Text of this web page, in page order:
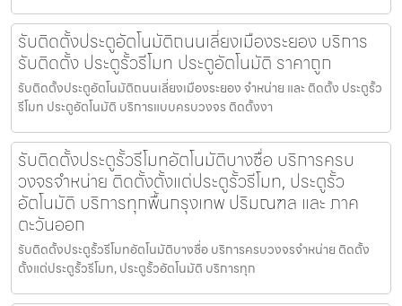
รับติดตั้งประตูอัตโนมัติถนนเลี่ยงเมืองระยอง บริการ
รับติดตั้ง ประตูรั้วรีโมท ประตูอัตโนมัติ ราคาถูก
รับติดตั้งประตูอัตโนมัติถนนเลี่ยงเมืองระยอง จำหน่าย และ ติดตั้ง ประตูรั้ว
รีโมท ประตูอัตโนมัติ บริการแบบครบวงจร ติดตั้งงา
รับติดตั้งประตูรั้วรีโมทอัตโนมัติบางซื่อ บริการครบ
วงจรจำหน่าย ติดตั้งตั้งแต่ประตูรั้วรีโมท, ประตูรั้ว
อัตโนมัติ บริการทุกพื้นกรุงเทพ ปริมณฑล และ ภาค
ตะวันออก
รับติดตั้งประตูรั้วรีโมทอัตโนมัติบางซื่อ บริการครบวงจรจำหน่าย ติดตั้ง
ตั้งแต่ประตูรั้วรีโมท, ประตูรั้วอัตโนมัติ บริการทุก